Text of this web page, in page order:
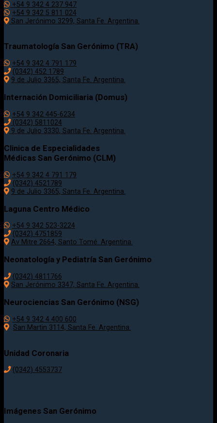
+54 9 342 4 237 947
+54 9 342 5 811 024
San Jerónimo 3299, Santa Fe. Argentina.
Traumatología San Gerónimo (TRA)
+54 9 342 4 791 179
(0342) 452 1789
9 de Julio 3365, Santa Fe. Argentina.
Internación Domiciliaria (Domus)
+54 9 342 445-6234
(0342) 5811024
9 de Julio 3330, Santa Fe. Argentina.
Clinica de Especialidades
Médicas San Gerónimo (CLM)
+54 9 342 4 791 179
(0342) 4521789
9 de Julio 3365, Santa Fe. Argentina.
Laguna Centro Médico
+54 9 342 523-3224
(0342) 4751859
Av Mitre 2664, Santo Tomé. Argentina.
Neonatología y Pediatría San Gerónimo
(0342) 4811766
San Jerónimo 3347, Santa Fe. Argentina.
Neurociencias San Gerónimo (NSG)
+54 9 342 4 400 600
San Martin 3114, Santa Fe. Argentina.
Unidad Coronaria
(0342) 4553737
Imágenes San Gerónimo